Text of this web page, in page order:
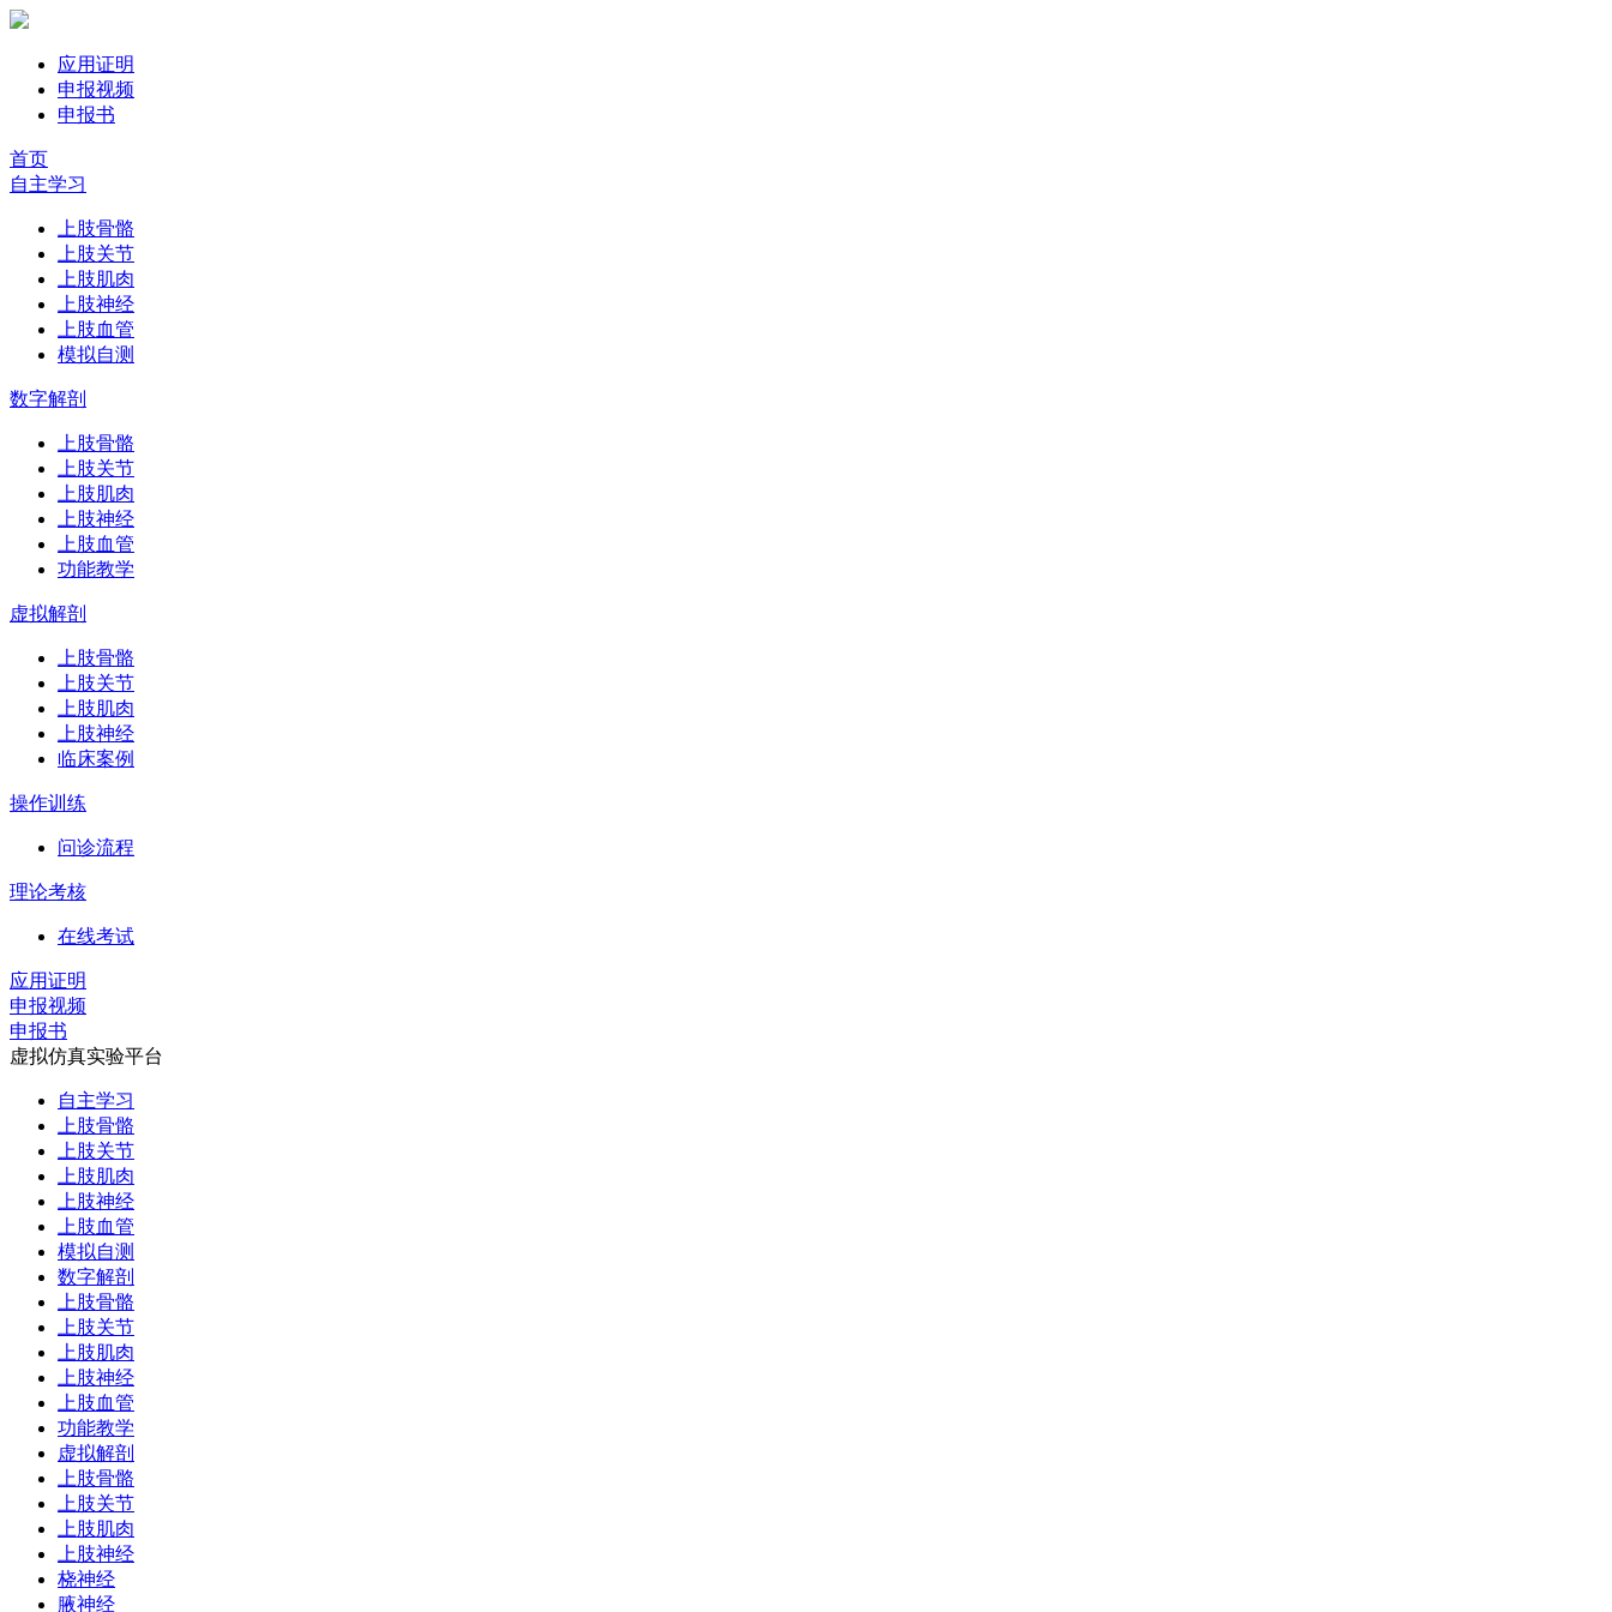
应用证明
申报视频
申报书
首页
自主学习
上肢骨骼
上肢关节
上肢肌肉
上肢神经
上肢血管
模拟自测
数字解剖
上肢骨骼
上肢关节
上肢肌肉
上肢神经
上肢血管
功能教学
虚拟解剖
上肢骨骼
上肢关节
上肢肌肉
上肢神经
临床案例
操作训练
问诊流程
理论考核
在线考试
应用证明
申报视频
申报书
虚拟仿真实验平台
自主学习
上肢骨骼
上肢关节
上肢肌肉
上肢神经
上肢血管
模拟自测
数字解剖
上肢骨骼
上肢关节
上肢肌肉
上肢神经
上肢血管
功能教学
虚拟解剖
上肢骨骼
上肢关节
上肢肌肉
上肢神经
桡神经
腋神经